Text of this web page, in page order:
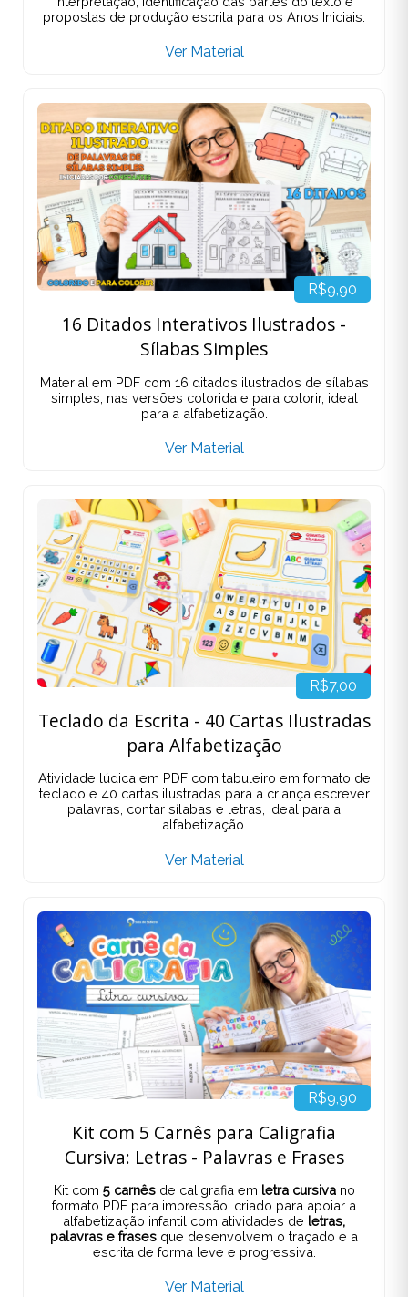
propostas de produção escrita para os Anos Iniciais.
Ver Material
R$9,90
16 Ditados Interativos Ilustrados -
Sílabas Simples
Material em PDF com 16 ditados ilustrados de sílabas
simples, nas versões colorida e para colorir, ideal
para a alfabetização.
Ver Material
R$7,00
Teclado da Escrita - 40 Cartas Ilustradas
para Alfabetização
Atividade lúdica em PDF com tabuleiro em formato de
teclado e 40 cartas ilustradas para a criança escrever
palavras, contar sílabas e letras, ideal para a
alfabetização.
Ver Material
R$9,90
Kit com 5 Carnês para Caligrafia
Cursiva: Letras - Palavras e Frases
Kit com 5 carnêsde caligrafia em letra cursivano
formato PDF para impressão, criado para apoiar a
alfabetização infantil com atividades de letras,
palavras e frases que desenvolvem o traçado e a
escrita de forma leve e progressiva.
Ver Material